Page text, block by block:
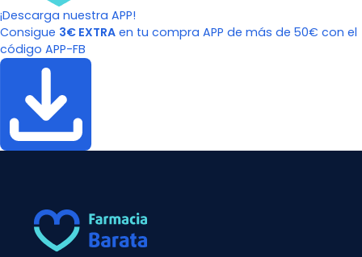
¡Descarga nuestra APP!
Consigue 3€ EXTRA en tu compra APP de más de 50€ con el
código APP-FB